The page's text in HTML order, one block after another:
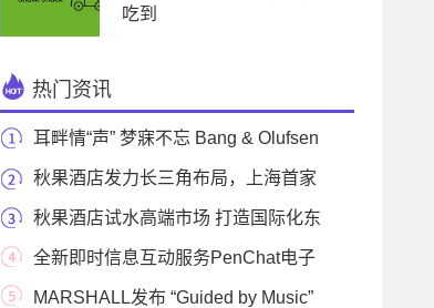
吃到
热门资讯
耳畔情“声” 梦寐不忘 Bang & Olufsen
甄选情人节
秋果酒店发力长三角布局，上海首家
门店正式开
秋果酒店试水高端市场 打造国际化东
方美学全新即时信息互动服务PenChat电子
礼宾司服务 以一
MARSHALL发布 “Guided by Music”